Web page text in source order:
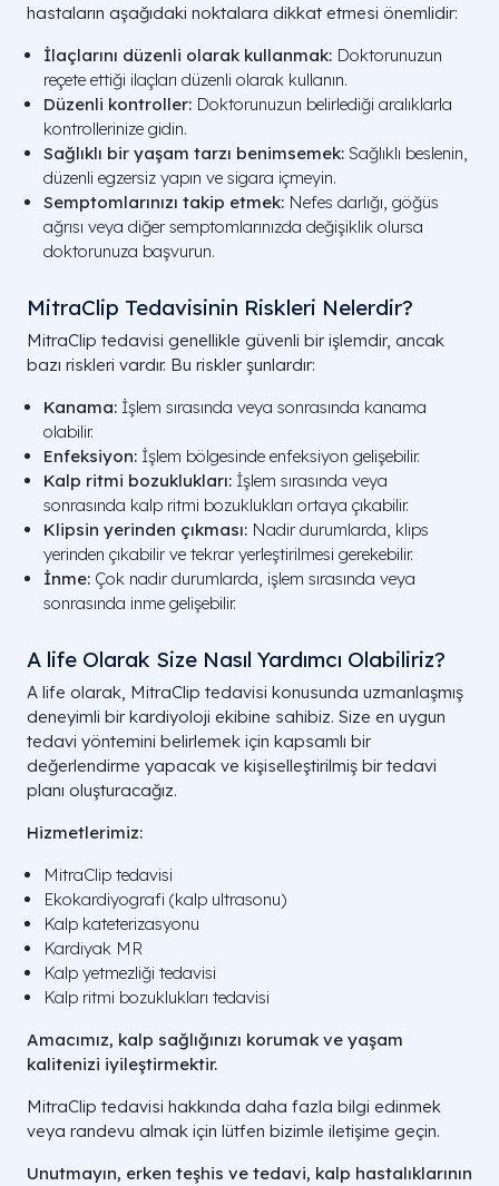
hastaların aşağıdaki noktalara dikkat etmesi önemlidir:
İlaçlarını düzenli olarak kullanmak: Doktorunuzun
reçete ettiği ilaçları düzenli olarak kullanın.
Düzenli kontroller: Doktorunuzun belirlediği aralıklarla
kontrollerinize gidin.
Sağlıklı bir yaşam tarzı benimsemek: Sağlıklı beslenin,
düzenli egzersiz yapın ve sigara içmeyin.
Semptomlarınızı takip etmek: Nefes darlığı, göğüs
ağrısı veya diğer semptomlarınızda değişiklik olursa
doktorunuza başvurun.
MitraClip Tedavisinin Riskleri Nelerdir?
MitraClip tedavisi genellikle güvenli bir işlemdir, ancak
bazı riskleri vardır. Bu riskler şunlardır:
Kanama: İşlem sırasında veya sonrasında kanama
olabilir.
Enfeksiyon: İşlem bölgesinde enfeksiyon gelişebilir.
Kalp ritmi bozuklukları: İşlem sırasında veya
sonrasında kalp ritmi bozuklukları ortaya çıkabilir.
Klipsin yerinden çıkması: Nadir durumlarda, klips
yerinden çıkabilir ve tekrar yerleştirilmesi gerekebilir.
İnme: Çok nadir durumlarda, işlem sırasında veya
sonrasında inme gelişebilir.
A life Olarak Size Nasıl Yardımcı Olabiliriz?
A life olarak, MitraClip tedavisi konusunda uzmanlaşmış
deneyimli bir kardiyoloji ekibine sahibiz. Size en uygun
tedavi yöntemini belirlemek için kapsamlı bir
değerlendirme yapacak ve kişiselleştirilmiş bir tedavi
planı oluşturacağız.
Hizmetlerimiz:
MitraClip tedavisi
Ekokardiyografi (kalp ultrasonu)
Kalp kateterizasyonu
Kardiyak MR
Kalp yetmezliği tedavisi
Kalp ritmi bozuklukları tedavisi
Amacımız, kalp sağlığınızı korumak ve yaşam
kalitenizi iyileştirmektir.
MitraClip tedavisi hakkında daha fazla bilgi edinmek
veya randevu almak için lütfen bizimle iletişime geçin.
Unutmayın, erken teşhis ve tedavi, kalp hastalıklarının